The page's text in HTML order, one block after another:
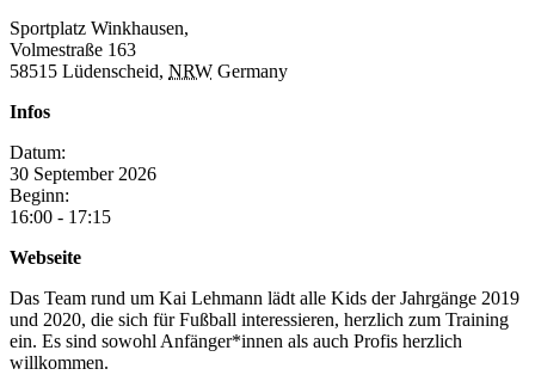
Sportplatz Winkhausen,
Volmestraße 163
58515 Lüdenscheid, NRW Germany
Infos
Datum:
30 September 2026
Beginn:
16:00 - 17:15
Webseite
Das Team rund um Kai Lehmann lädt alle Kids der Jahrgänge 2019
und 2020, die sich für Fußball interessieren, herzlich zum Training
ein. Es sind sowohl Anfänger*innen als auch Profis herzlich
willkommen.